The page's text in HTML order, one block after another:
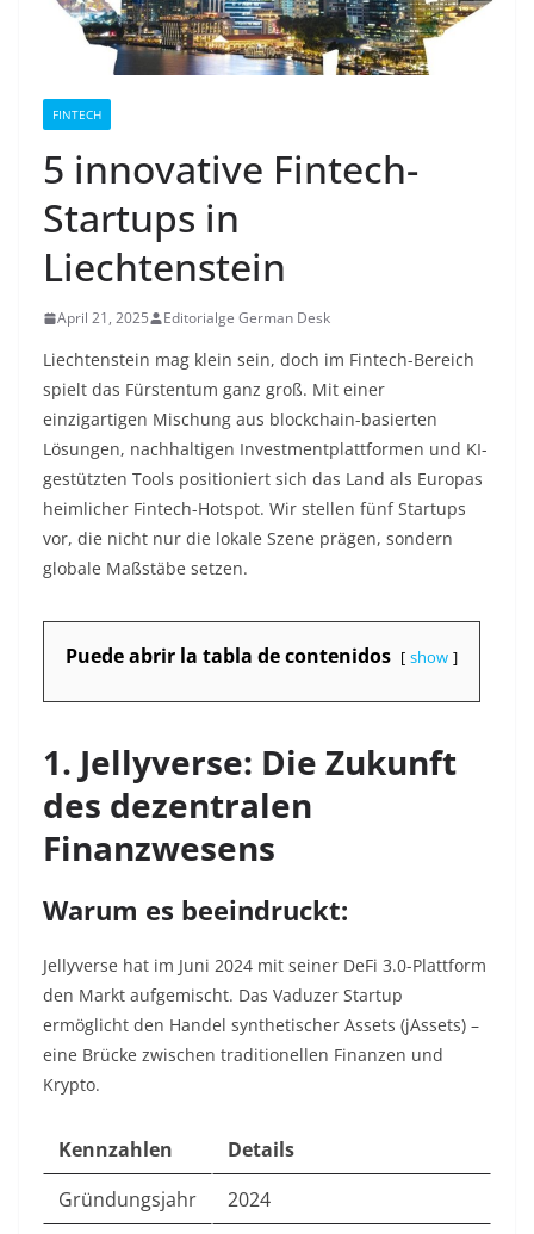
FINTECH
5 innovative Fintech-
Startups in
Liechtenstein
April 21, 2025 Editorialge German Desk
Liechtenstein mag klein sein, doch im Fintech-Bereich
spielt das Fürstentum ganz groß. Mit einer
einzigartigen Mischung aus blockchain-basierten
Lösungen, nachhaltigen Investmentplattformen und KI-
gestützten Tools positioniert sich das Land als Europas
heimlicher Fintech-Hotspot. Wir stellen fünf Startups
vor, die nicht nur die lokale Szene prägen, sondern
globale Maßstäbe setzen.
Puede abrir la tabla de contenidos show
1. Jellyverse: Die Zukunft
des dezentralen
Finanzwesens
Warum es beeindruckt:
Jellyverse hat im Juni 2024 mit seiner DeFi 3.0-Plattform
den Markt aufgemischt. Das Vaduzer Startup
ermöglicht den Handel synthetischer Assets (jAssets) –
eine Brücke zwischen traditionellen Finanzen und
Krypto.
Kennzahlen
Details
Gründungsjahr
2024